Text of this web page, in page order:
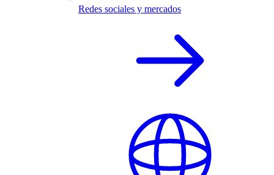
Redes sociales y mercados